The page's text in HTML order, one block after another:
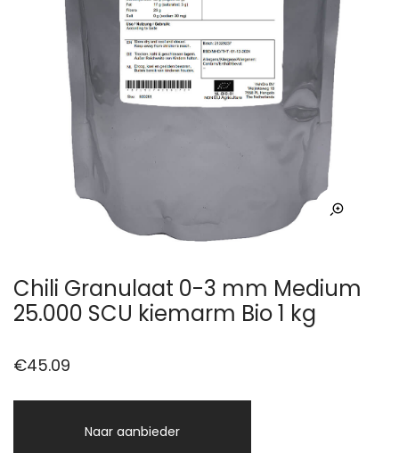
Chili Granulaat 0-3 mm Medium
25.000 SCU kiemarm Bio 1 kg
€45.09
Naar aanbieder